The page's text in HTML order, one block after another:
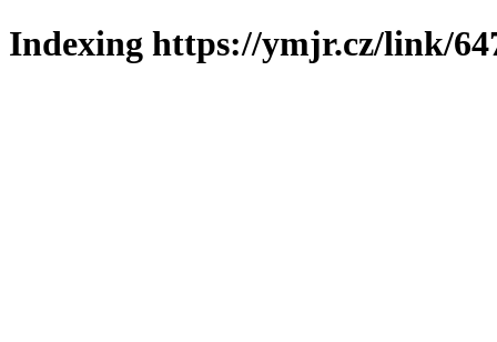
Indexing https://ymjr.cz/link/